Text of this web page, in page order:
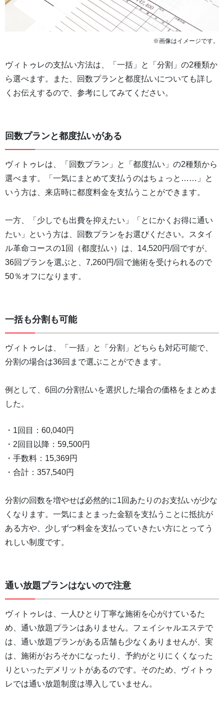
※画像はイメージです。
ヴィトゥレの支払い方法は、「一括」と「分割」の2種類か
ら選べます。また、回数プランと都度払いについても詳し
くお伝えするので、参考にしてみてください。
回数プランと都度払いがある
ヴィトゥレは、「回数プラン」と「都度払い」の2種類から
選べます。「一気にまとめて支払うのはちょっと……」と
いう方は、来店時に都度料金を支払うことができます。
一方、「少しでも出費を抑えたい」「とにかくお得に通い
たい」という方は、回数プランをお選びください。スタイ
ル革命コースの1回（都度払い）は、14,520円/回ですが、
36回プランを選ぶと、7,260円/回で施術を受けられるので
50％オフになります。
一括も分割も可能
ヴィトゥレは、「一括」と「分割」どちらも対応可能で、
分割の場合は36回まで選ぶことができます。
例として、6回の分割払いを選択した場合の価格をまとめま
した。
・1回目：60,040円
・2回目以降：59,500円
・手数料：15,369円
・合計：357,540円
分割の回数を増やせば必然的に1回あたりのお支払いが少な
くなります。一気にまとまった金額を支払うことに抵抗が
ある方や、少しずつ料金を支払っていきたい方にとってう
れしい制度です。
通い放題プランはないので注意
ヴィトゥレは、一人ひとり丁寧な施術を心がけているた
め、通い放題プランはありません。フェイシャルエステで
は、通い放題プランがある店舗も少なくありませんが、実
は、施術がおろそかになったり、予約がとりにくくなった
りといったデメリットがあるのです。そのため、ヴィトゥ
レでは通い放題制度は導入していません。